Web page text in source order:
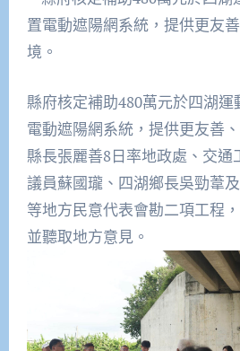
縣府核定補助480萬元於四湖
電動遮陽網系統，提供更友善
縣長張麗善8日率地政處、交通
議員蘇國瓏、四湖鄉長吳勁葦
等地方民意代表會勘二項工程
並聽取地方意見。